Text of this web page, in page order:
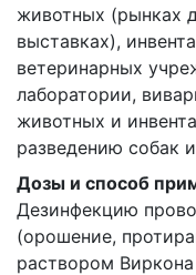
животных (рынках
выставках),
ветеринарных
лаборатории,
животных и
разведению собак
Дозы и способ
Дезинфекцию
(орошение,
раствором